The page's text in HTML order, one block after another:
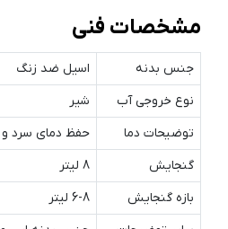
مشخصات فنی
جنس بدنه
اسیل ضد زنگ
نوع خروجی آب
شیر
توضیحات دما
حفظ دمای سرد و
گنجایش
8 لیتر
بازه گنجایش
6-8 لیتر